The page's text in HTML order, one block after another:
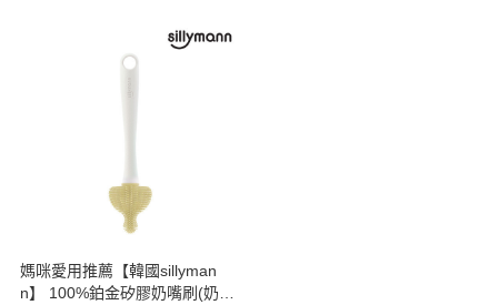
媽咪愛用推薦【韓國sillyman
n】 100%鉑金矽膠奶嘴刷(奶油